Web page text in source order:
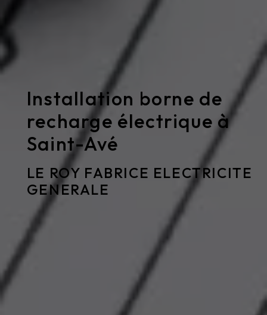
Installation borne de
recharge électrique à
Saint-Avé
LE ROY FABRICE ELECTRICITE
GENERALE